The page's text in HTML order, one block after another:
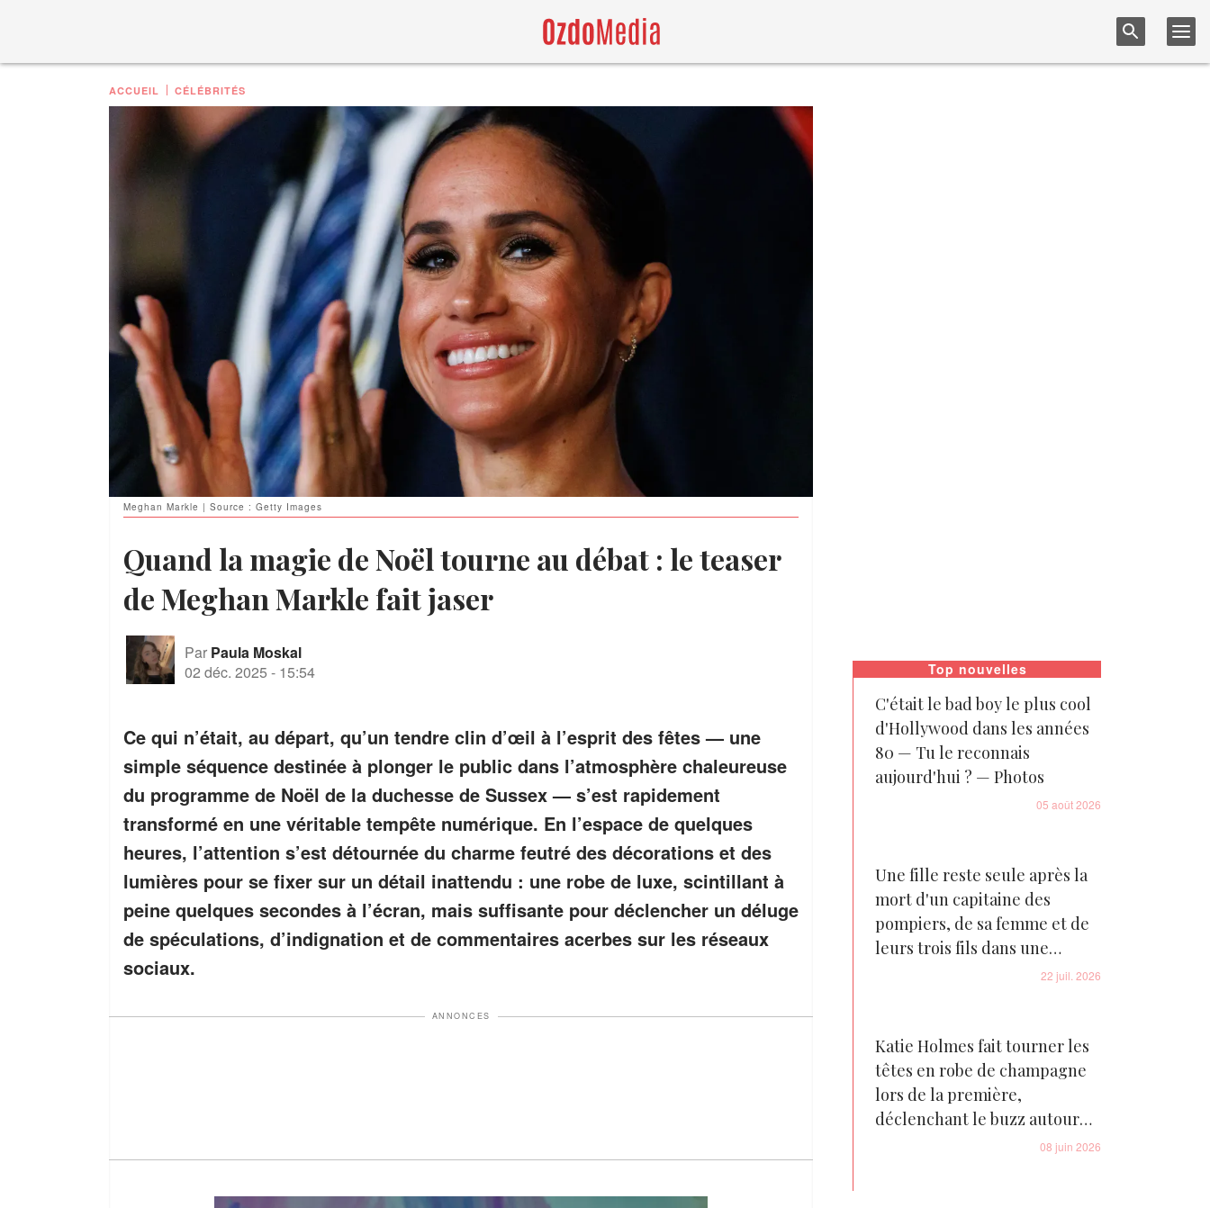
ACCUEIL CÉLÉBRITÉS
Meghan Markle | Source : Getty Images
Quand la magie de Noël tourne au débat : le teaser
de Meghan Markle fait jaser
Par Paula Moskal
02 déc. 2025 - 15:54
Ce qui n’était, au départ, qu’un tendre clin d’œil à l’esprit des fêtes — une
simple séquence destinée à plonger le public dans l’atmosphère chaleureuse
du programme de Noël de la duchesse de Sussex — s’est rapidement
transformé en une véritable tempête numérique. En l’espace de quelques
heures, l’attention s’est détournée du charme feutré des décorations et des
lumières pour se fixer sur un détail inattendu : une robe de luxe, scintillant à
peine quelques secondes à l’écran, mais suffisante pour déclencher un déluge
de spéculations, d’indignation et de commentaires acerbes sur les réseaux
sociaux.
ANNONCES
Top nouvelles
C'était le bad boy le plus cool
d'Hollywood dans les années
80 — Tu le reconnais
aujourd'hui ? — Photos
05 août 2026
Une fille reste seule après la
mort d'un capitaine des
pompiers, de sa femme et de
leurs trois fils dans une
tragédie familiale déchirante
22 juil. 2026
Katie Holmes fait tourner les
têtes en robe de champagne
lors de la première,
déclenchant le buzz autour
d'un moment doux avec son
08 juin 2026